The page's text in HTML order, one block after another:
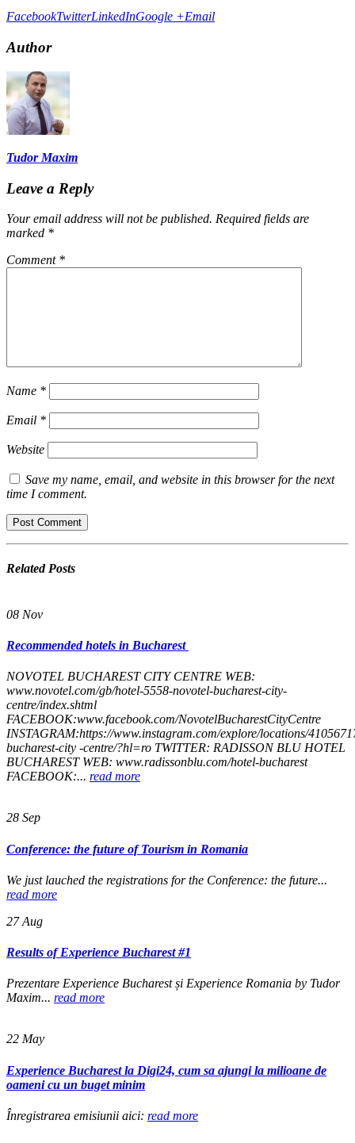
FacebookTwitterLinkedInGoogle +Email
Author
Tudor Maxim
Leave a Reply
Your email address will not be published. Required fields are
marked *
Comment *
Name *
Email *
Website
Save my name, email, and website in this browser for the next
time I comment.
RelatedPosts
08 Nov
Recommended hotels in Bucharest
NOVOTEL​ ​BUCHAREST​ ​CITY​ ​CENTRE WEB:
www.novotel.com/gb/hotel-5558-novotel-bucharest-city-
centre/index.shtml
FACEBOOK:www.facebook.com/NovotelBucharestCityCentre
INSTAGRAM:https://www.instagram.com/explore/locations/
bucharest-city -centre/?hl=ro TWITTER: RADISSON​ ​BLU​ ​HOTEL​ ​
BUCHAREST WEB: www.radissonblu.com/hotel-bucharest
FACEBOOK:... read more
28 Sep
Conference: the future of Tourism in Romania
We just lauched the registrations for the Conference: the future...
read more
27 Aug
Results of Experience Bucharest #1
Prezentare Experience Bucharest și Experience Romania by Tudor
Maxim... read more
22 May
Experience Bucharest la Digi24, cum sa ajungi la milioane de
oameni cu un buget minim
Înregistrarea emisiunii aici: read more